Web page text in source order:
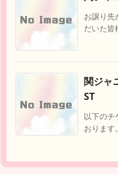
お譲り先
だいた皆
関ジャ
ST
以下のチ
おります